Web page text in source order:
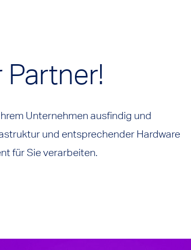
Partner!
Unternehmen ausfindig und
und entsprechender Hardware
für Sie verarbeiten.